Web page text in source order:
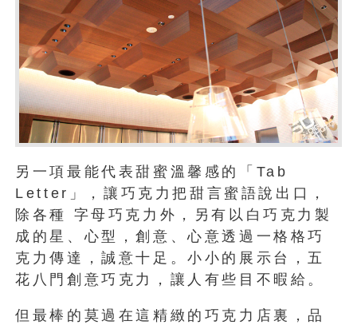
另一項最能代表甜蜜溫馨感的「Tab
Letter」，讓巧克力把甜言蜜語說出口，
除各種 字母巧克力外，另有以白巧克力製
成的星、心型，創意、心意透過一格格巧
克力傳達，誠意十足。小小的展示台，五
花八門創意巧克力，讓人有些目不暇給。
但最棒的莫過在這精緻的巧克力店裏，品